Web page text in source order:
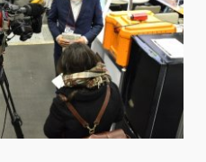
年9月より】バック
ィスAIエージェント